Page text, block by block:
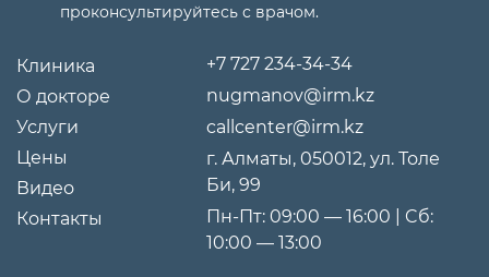
проконсультируйтесь с врачом.
Клиника
О докторе
Услуги
Цены
Видео
Контакты
+7 727 234-34-34
nugmanov@irm.kz
callcenter@irm.kz
г. Алматы, 050012, ул. Толе
Би, 99
Пн-Пт: 09:00 — 16:00 | Cб:
10:00 — 13:00